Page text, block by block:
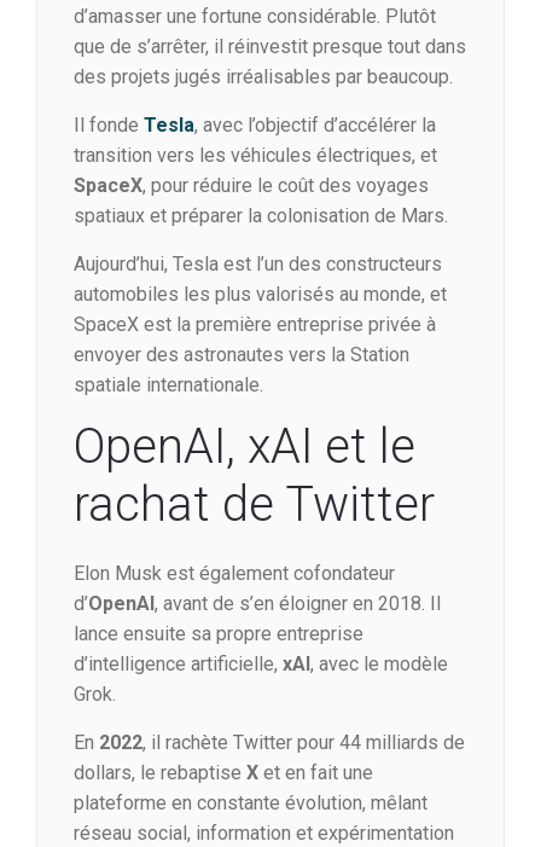
d’amasser une fortune considérable. Plutôt
que de s’arrêter, il réinvestit presque tout dans
des projets jugés irréalisables par beaucoup.
Il fonde Tesla, avec l’objectif d’accélérer la
transition vers les véhicules électriques, et
SpaceX, pour réduire le coût des voyages
spatiaux et préparer la colonisation de Mars.
Aujourd’hui, Tesla est l’un des constructeurs
automobiles les plus valorisés au monde, et
SpaceX est la première entreprise privée à
envoyer des astronautes vers la Station
spatiale internationale.
OpenAI, xAI et le
rachat de Twitter
Elon Musk est également cofondateur
d’OpenAI, avant de s’en éloigner en 2018. Il
lance ensuite sa propre entreprise
d’intelligence artificielle, xAI, avec le modèle
Grok.
En 2022, il rachète Twitter pour 44 milliards de
dollars, le rebaptise X et en fait une
plateforme en constante évolution, mêlant
réseau social, information et expérimentation